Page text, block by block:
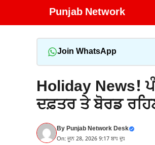
Punjab Network
Join WhatsApp
Holiday News!
ਦਫ਼ਤਰ ਤੇ ਬੋਰਡ
ByPunjab Network Desk
On: ਜੂਨ 28, 2026 9:17 ਬਾਃ ਦੁਃ